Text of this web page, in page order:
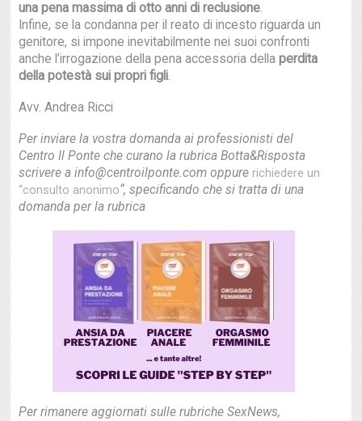
una pena massima di otto anni di reclusione.
Infine, se la condanna per il reato di incesto riguarda un
genitore, si impone inevitabilmente nei suoi confronti
anche l’irrogazione della pena accessoria della perdita
della potestà sui propri figli.
Avv. Andrea Ricci
Per inviare la vostra domanda ai professionisti del
Centro Il Ponte che curano la rubrica Botta&Risposta
scrivere a info@centroilponte.com oppure richiedere un
“consulto anonimo“, specificando che si tratta di una
domanda per la rubrica
Per rimanere aggiornati sulle rubriche SexNews,